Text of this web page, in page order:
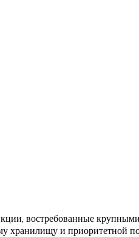
востребованные
хранилищу и приоритетной